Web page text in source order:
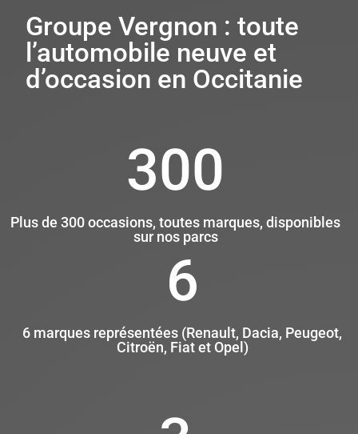
Groupe Vergnon : toute
l’automobile neuve et
d’occasion en Occitanie
300
Plus de 300 occasions, toutes marques, disponibles
sur nos parcs
6
6 marques représentées (Renault, Dacia, Peugeot,
Citroën, Fiat et Opel)